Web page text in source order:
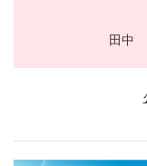
田中